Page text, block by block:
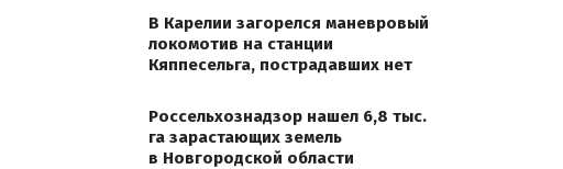
В Карелии загорелся маневровый
локомотив на станции
Кяппесельга, пострадавших нет
Россельхознадзор нашел 6,8 тыс.
га зарастающих земель
в Новгородской области